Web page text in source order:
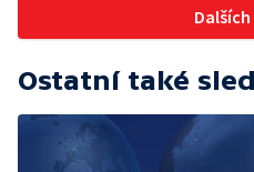
Ostatní také